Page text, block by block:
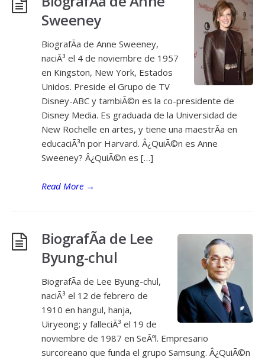
Sweeney
BiografÃ­a de Anne Sweeney,
naciÃ³ el 4 de noviembre de 1957
en Kingston, New York, Estados
Unidos. Preside el Grupo de TV
Disney-ABC y tambiÃ©n es la co-presidente de
Disney Media. Es graduada de la Universidad de
New Rochelle en artes, y tiene una maestrÃ­a en
educaciÃ³n por Harvard. Â¿QuiÃ©n es Anne
Sweeney? Â¿QuiÃ©n es […]
Read More →
BiografÃ­a de Lee
Byung-chul
BiografÃ­a de Lee Byung-chul,
naciÃ³ el 12 de febrero de
1910 en hangul, hanja,
Uiryeong; y falleciÃ³ el 19 de
noviembre de 1987 en SeÃºl. Empresario
surcoreano que funda el grupo Samsung. Â¿QuiÃ©n